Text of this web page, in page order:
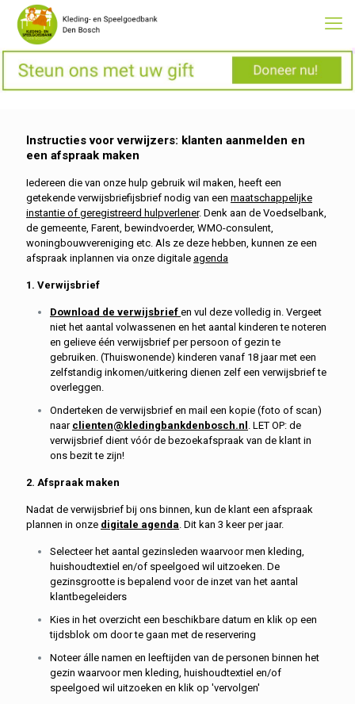
Instructies voor verwijzers: klanten aanmelden en
een afspraak maken
Iedereen die van onze hulp gebruik wil maken, heeft een
getekende verwijsbriefijsbrief nodig van een maatschappelijke
instantie of geregistreerd hulpverlener. Denk aan de Voedselbank,
de gemeente, Farent, bewindvoerder, WMO-consulent,
woningbouwvereniging etc. Als ze deze hebben, kunnen ze een
afspraak inplannen via onze digitale agenda
1. Verwijsbrief
Download de verwijsbrief en vul deze volledig in. Vergeet
niet het aantal volwassenen en het aantal kinderen te noteren
en gelieve één verwijsbrief per persoon of gezin te
gebruiken. (Thuiswonende) kinderen vanaf 18 jaarmet een
zelfstandig inkomen/uitkering dienen zelf een verwijsbrief te
overleggen.
Onderteken de verwijsbrief en mail een kopie (foto of scan)
naar clienten@kledingbankdenbosch.nl . LET OP: de
verwijsbrief dient vóór de bezoekafspraak van de klant in
ons bezit te zijn!
2. Afspraak maken
Nadat de verwijsbrief bij ons binnen, kun de klant een afspraak
plannen in onze digitale agenda. Dit kan 3 keer per jaar.
Selecteer het aantal gezinsleden waarvoor men kleding,
huishoudtextiel en/of speelgoed wil uitzoeken. De
gezinsgrootte is bepalend voor de inzet van het aantal
klantbegeleiders
Kies in het overzicht een beschikbare datum en klik op een
tijdsblok om door te gaan met de reservering
Noteerálle namen en leeftijden van de personen binnen het
gezin waarvoor men kleding, huishoudtextiel en/of
speelgoed wil uitzoeken en klik op 'vervolgen'